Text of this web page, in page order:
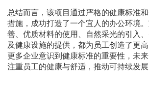
总结而言，该项目通过严格的健康标准
措施，成功打造了一个宜人的办公环境
善、优质材料的使用、自然采光的引入
及健康设施的提供，都为员工创造了更
更多企业意识到健康标准的重要性，未
注重员工的健康与舒适，推动可持续发展